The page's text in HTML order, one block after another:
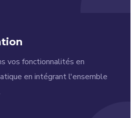
vos fonctionnalités en
en intégrant l'ensemble